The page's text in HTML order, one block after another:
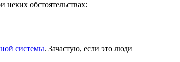
обстоятельствах:
системы. Зачастую, если это люди